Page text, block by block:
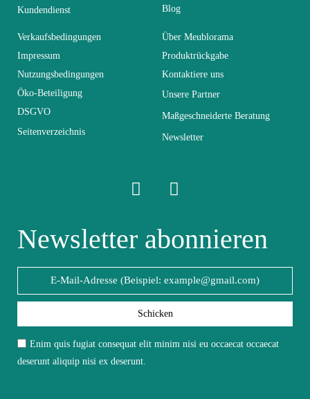
Lieferzeiten (Anz.
Tage)
21
Abmessungen L320xH150xP40
Elektrisch Elektrisch
Vorstellungsgespräch
mit einem feuchten
Mikrofasertuch
Fest Fest
Kundendienst
Blog
Verkaufsbedingungen
Impressum
Nutzungsbedingungen
Öko-Beteiligung
DSGVO
Seitenverzeichnis
Über Meublorama
Produktrückgabe
Kontaktiere uns
Unsere Partner
Maßgeschneiderte Beratung
Newsletter
Newsletter abonnieren
Schicken
Enim quis fugiat consequat elit minim nisi eu occaecat occaecat
deserunt aliquip nisi ex deserunt.